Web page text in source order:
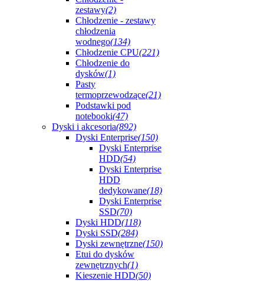
zestawy(2)
Chłodzenie - zestawy
chłodzenia
wodnego(134)
Chłodzenie CPU(221)
Chłodzenie do
dysków(1)
Pasty
termoprzewodzące(21)
Podstawki pod
notebooki(47)
Dyski i akcesoria(892)
Dyski Enterprise(150)
Dyski Enterprise
HDD(54)
Dyski Enterprise
HDD
dedykowane(18)
Dyski Enterprise
SSD(70)
Dyski HDD(118)
Dyski SSD(284)
Dyski zewnętrzne(150)
Etui do dysków
zewnętrznych(1)
Kieszenie HDD(50)